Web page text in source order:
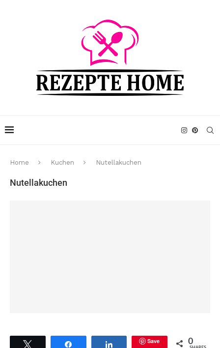
Home Kuchen Nutellakuchen
Nutellakuchen
Save 0